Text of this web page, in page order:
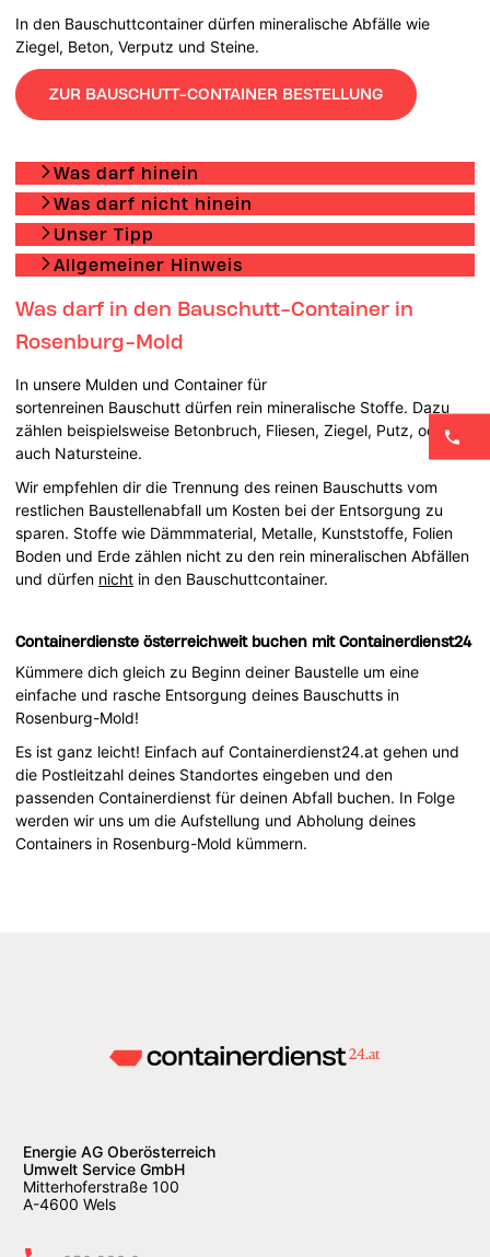
In den Bauschuttcontainer dürfen mineralische Abfälle wie
Ziegel, Beton, Verputz und Steine.
ZUR BAUSCHUTT-CONTAINER BESTELLUNG
Was darf hinein
Was darf nicht hinein
Unser Tipp
Allgemeiner Hinweis
Was darf in den Bauschutt-Container in
Rosenburg-Mold
In unsere Mulden und Container für
sortenreinen Bauschutt dürfen rein mineralische Stoffe. Dazu
zählen beispielsweise Betonbruch, Fliesen, Ziegel, Putz, oder
auch Natursteine.
Wir empfehlen dir die Trennung des reinen Bauschutts vom
restlichen Baustellenabfall um Kosten bei der Entsorgung zu
sparen. Stoffe wie Dämmmaterial, Metalle, Kunststoffe, Folien
Boden und Erde zählen nicht zu den rein mineralischen Abfällen
und dürfen nicht in den Bauschuttcontainer.
Containerdienste österreichweit buchen mit Containerdienst24
Kümmere dich gleich zu Beginn deiner Baustelle um eine
einfache und rasche Entsorgung deines Bauschutts in
Rosenburg-Mold!
Es ist ganz leicht! Einfach auf Containerdienst24.at gehen und
die Postleitzahl deines Standortes eingeben und den
passenden Containerdienst für deinen Abfall buchen. In Folge
werden wir uns um die Aufstellung und Abholung deines
Containers in Rosenburg-Mold kümmern.
Energie AG Oberösterreich
Umwelt Service GmbH
Mitterhoferstraße 100
A-4600 Wels